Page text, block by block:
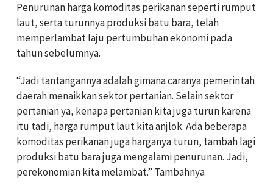
Penurunan harga komoditas perikanan seperti rumput
laut, serta turunnya produksi batu bara, telah
memperlambat laju pertumbuhan ekonomi pada
tahun sebelumnya.
“Jadi tantangannya adalah gimana caranya pemerintah
daerah menaikkan sektor pertanian. Selain sektor
pertanian ya, kenapa pertanian kita juga turun karena
itu tadi, harga rumput laut kita anjlok. Ada beberapa
komoditas perikanan juga harganya turun, tambah lagi
produksi batu bara juga mengalami penurunan. Jadi,
perekonomian kita melambat.” Tambahnya